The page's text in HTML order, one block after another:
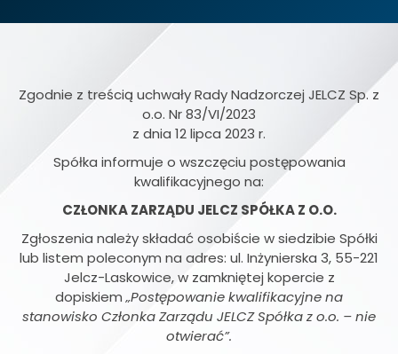
Zgodnie z treścią uchwały Rady Nadzorczej JELCZ Sp. z
o.o. Nr 83/VI/2023
z dnia 12 lipca 2023 r.
Spółka informuje o wszczęciu postępowania
kwalifikacyjnego na:
CZŁONKA ZARZĄDU JELCZ SPÓŁKA Z O.O.
Zgłoszenia należy składać osobiście w siedzibie Spółki
lub listem poleconym na adres: ul. Inżynierska 3, 55-221
Jelcz-Laskowice, w zamkniętej kopercie z
dopiskiem„Postępowanie kwalifikacyjne na
stanowisko Członka Zarządu JELCZ Spółka z o.o. – nie
otwierać”.